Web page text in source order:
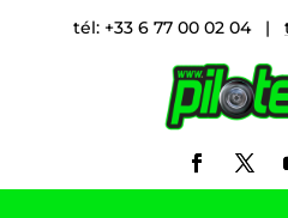
tél: +33 6 77 00 02 04 |